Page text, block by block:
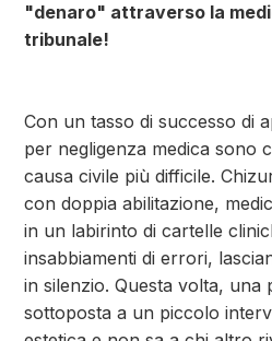
"denaro" attraverso la
tribunale!
Con un tasso di successo di
per negligenza medica sono
causa civile più difficile.
con doppia abilitazione,
in un labirinto di cartelle
insabbiamenti di errori,
in silenzio. Questa volta, una
sottoposta a un piccolo